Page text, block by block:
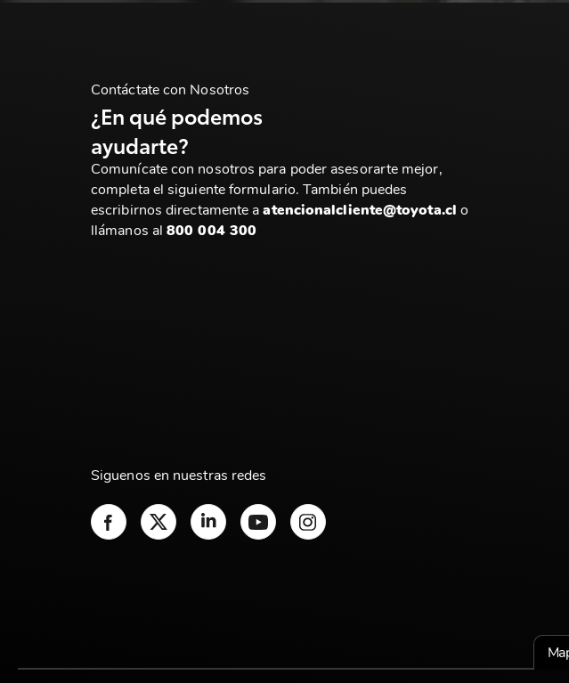
Contáctate con Nosotros
¿En qué podemos
ayudarte?
Comunícate con nosotros para poder asesorarte mejor,
completa el siguiente formulario. También puedes
escribirnos directamente aatencionalcliente@toyota.cl o
llámanos al800 004 300
Siguenos en nuestras redes